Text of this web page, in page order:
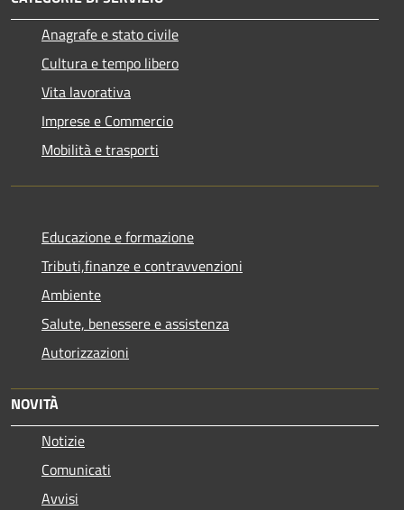
Anagrafe e stato civile
Cultura e tempo libero
Vita lavorativa
Imprese e Commercio
Mobilità e trasporti
Educazione e formazione
Tributi,finanze e contravvenzioni
Ambiente
Salute, benessere e assistenza
Autorizzazioni
NOVITÀ
Notizie
Comunicati
Avvisi